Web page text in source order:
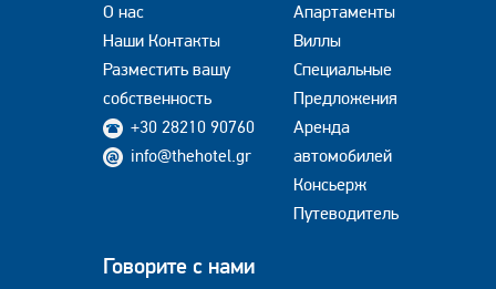
О нас
Наши Контакты
Разместить вашу
собственность
+30 28210 90760
info@thehotel.gr
Апартаменты
Виллы
Специальные
Предложения
Аренда
автомобилей
Консьерж
Путеводитель
Говорите с нами